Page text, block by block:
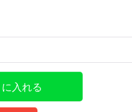
入れる